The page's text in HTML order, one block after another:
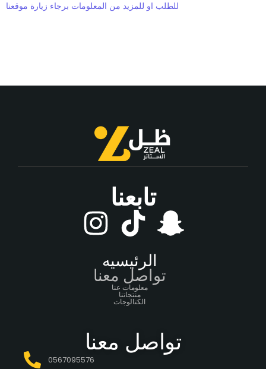
للطلب او للمزيد من المعلومات برجاء زيارة موقعنا
تابعنا
الرئيسيه
تواصل معنا
معلومات عنا
منتجاتنا
الكتالوجات
تواصل معنا
0567095576